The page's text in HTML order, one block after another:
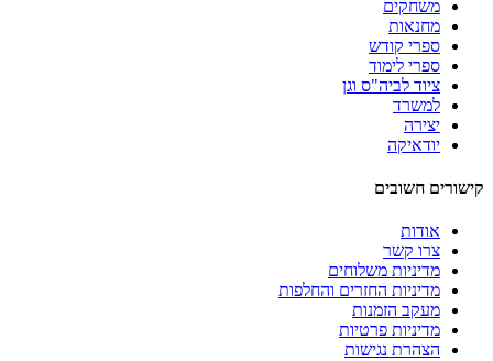
משחקים
מחנאות
ספרי קודש
ספרי לימוד
ציוד לביה"ס וגן
למשרד
יצירה
יודאיקה
קישורים חשובים
אודות
צרו קשר
מדיניות משלוחים
מדיניות החזרים והחלפות
מעקב הזמנות
מדיניות פרטיות
הצהרת נגישות